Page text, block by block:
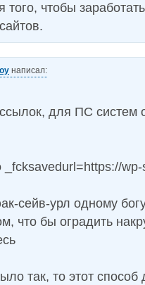
того, чтобы
написал:
для ПС систем
_fcksavedurl=https://
сейв-урл одному
что бы оградить
так, то этот